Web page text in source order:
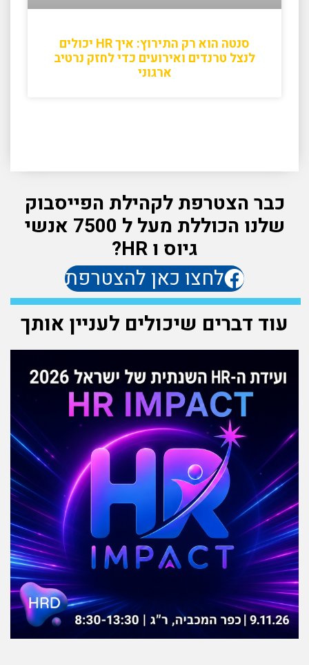
סנטה הוא רק התירוץ: איך HR יכולים
לנצל טרנדים ואירועים כדי לחזק נרטיב
ארגוני
כבר הצטרפת לקהילת הפייסבוק
שלנו הכוללת מעל ל 7500 אנשי
גיוס ו HR?
לחצו כאן להצטרפת
עוד דברים שיכולים לעניין אותך